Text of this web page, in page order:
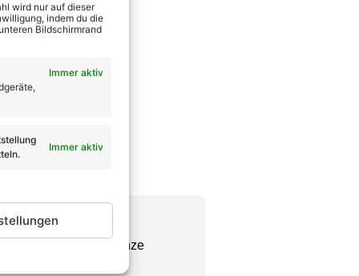
wird nur auf dieser
indem du die
Bildschirmrand
Immer aktiv
Immer aktiv
seine ganze